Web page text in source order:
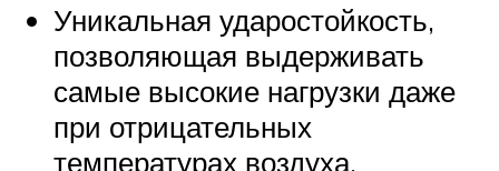
Уникальная ударостойкость,
позволяющая выдерживать
самые высокие нагрузки даже
при отрицательных
температурах воздуха.